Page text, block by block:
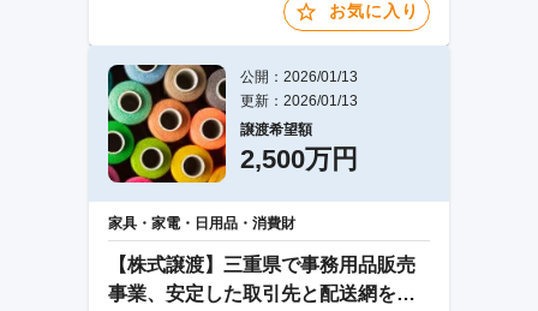
お気に入り
公開：2026/01/13
更新：2026/01/13
譲渡希望額
2,500万円
家具・家電・日用品・消費財
【株式譲渡】三重県で事務用品販売
事業、安定した取引先と配送網を保